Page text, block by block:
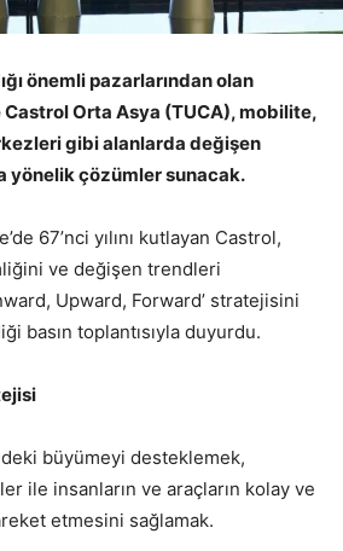
önemli pazarlarından olan
Orta Asya (TUCA), mobilite,
gibi alanlarda değişen
yönelik çözümler sunacak.
67’nci yılını kutlayan Castrol,
ve değişen trendleri
Upward, Forward’ stratejisini
basın toplantısıyla duyurdu.
büyümeyi desteklemek,
ile insanların ve araçların kolay ve
etmesini sağlamak.